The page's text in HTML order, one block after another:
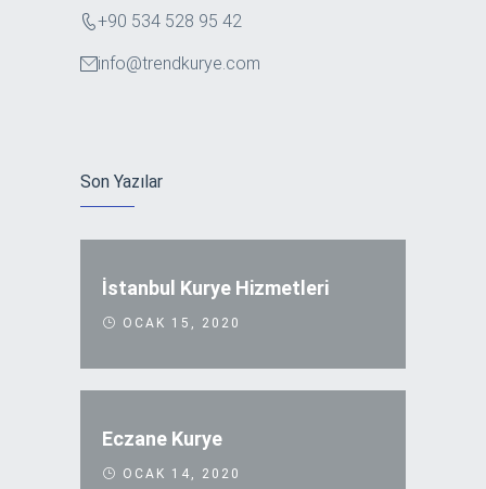
+90 534 528 95 42
info@trendkurye.com
Son Yazılar
İstanbul Kurye Hizmetleri
OCAK 15, 2020
Eczane Kurye
OCAK 14, 2020